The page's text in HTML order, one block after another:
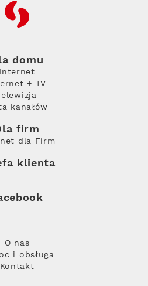
RFC
domu
Internet
+ TV
kanałów
firm
dla Firm
klienta
O nas
i obsługa
Kontakt